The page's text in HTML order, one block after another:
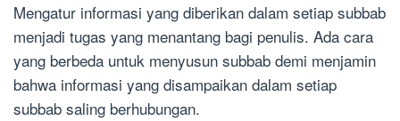
Mengatur informasi yang diberikan dalam setiap subbab
menjadi tugas yang menantang bagi penulis. Ada cara
yang berbeda untuk menyusun subbab demi menjamin
bahwa informasi yang disampaikan dalam setiap
subbab saling berhubungan.